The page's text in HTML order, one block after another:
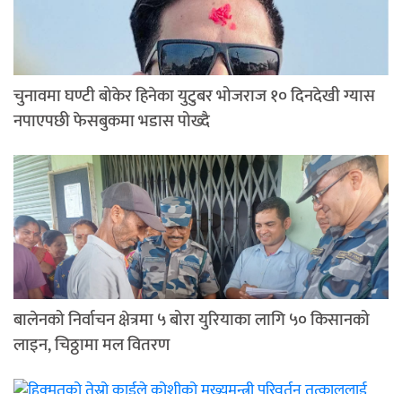
चुनावमा घण्टी बोकेर हिनेका युटुबर भोजराज १० दिनदेखी ग्यास
नपाएपछी फेसबुकमा भडास पोख्दै
बालेनको निर्वाचन क्षेत्रमा ५ बोरा युरियाका लागि ५० किसानको
लाइन, चिठ्ठामा मल वितरण